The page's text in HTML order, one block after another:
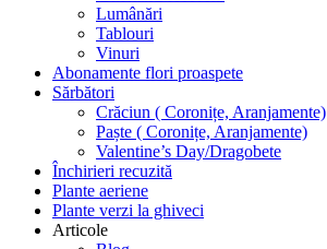
Lumânări
Tablouri
Vinuri
Abonamente flori proaspete
Sărbători
Crăciun ( Coronițe, Aranjamente)
Paște ( Coronițe, Aranjamente)
Valentine’s Day/Dragobete
Închirieri recuzită
Plante aeriene
Plante verzi la ghiveci
Articole